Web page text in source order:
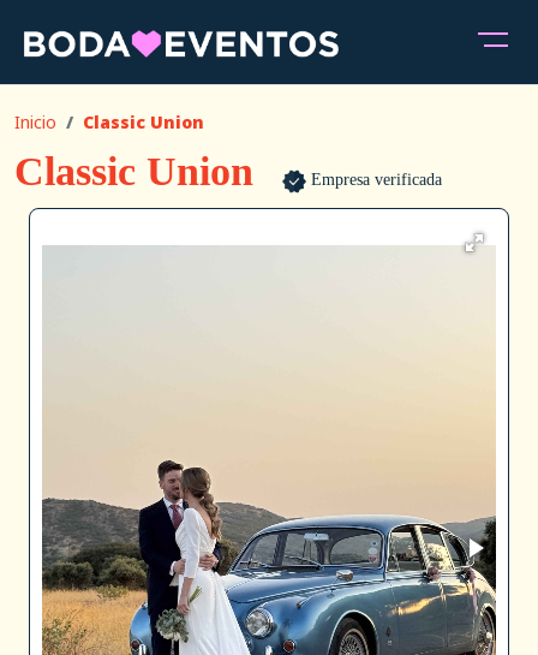
Inicio Classic Union
Classic Union Empresa verificada